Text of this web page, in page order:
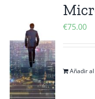
€75.00
Añadir